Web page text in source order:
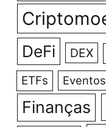
DeFi DEX
ETFs Eventos
Finanças